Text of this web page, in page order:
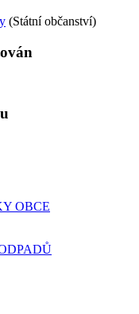
(Státní občanství)
OBCE